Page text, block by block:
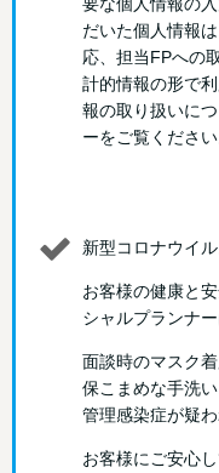
だいた個人情報
応、担当FPへの
計的情報の形で
報の取り扱いに
ーをご覧ください
新型コロナウイ
お客様の健康と
シャルプランナ
面談時のマスク
保こまめな手洗
管理感染症が疑
お客様にご安心